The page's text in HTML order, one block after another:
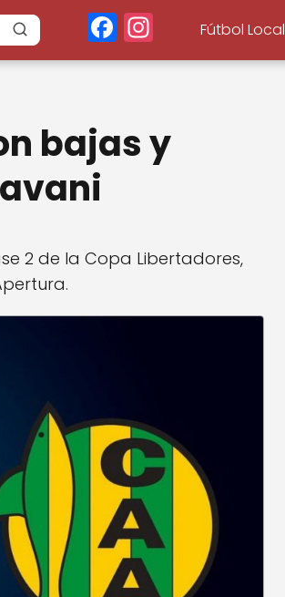
F
a
b
In
st
r
a
Fútbol Local
bajas y
2 de la Copa Libertadores,